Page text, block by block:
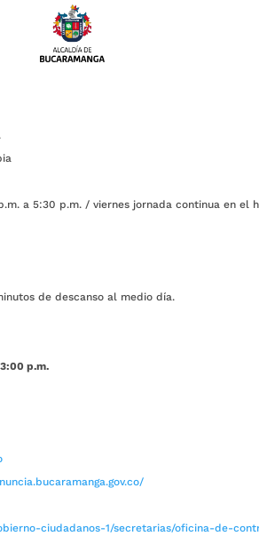
a 5:30 p.m. / viernes jornada continua en el
de descanso al medio día.
p.m.
ciudadanos-1/secretarias/oficina-de-